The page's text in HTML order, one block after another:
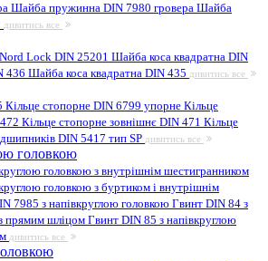
Шайба пружинна DIN 7980 гровера Шайба
дивитись все
Lock DIN 25201 Шайба коса квадратна DIN
436 Шайба коса квадратна DIN 435 дивитись все
Кільце стопорне DIN 6799 упорне Кільце
Кільце стопорне зовнішнє DIN 471 Кільце
DIN 5417 тип SP дивитись все
головкою
головкою з внутрішнім шестигранником
головкою з буртиком і внутрішнім
7985 з напівкруглою головкою Гвинт DIN 84 з
прямим шліцом Гвинт DIN 85 з напівкруглою
дивитись все